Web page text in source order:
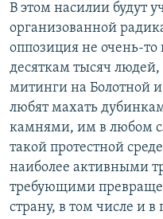
В этом насилии будут
организованной
оппозиция не очень-
десяткам тысяч
митинги на Болотной
любят махать
камнями, им в любом
такой протестной
наиболее активными
требующими
страну, в том числе и